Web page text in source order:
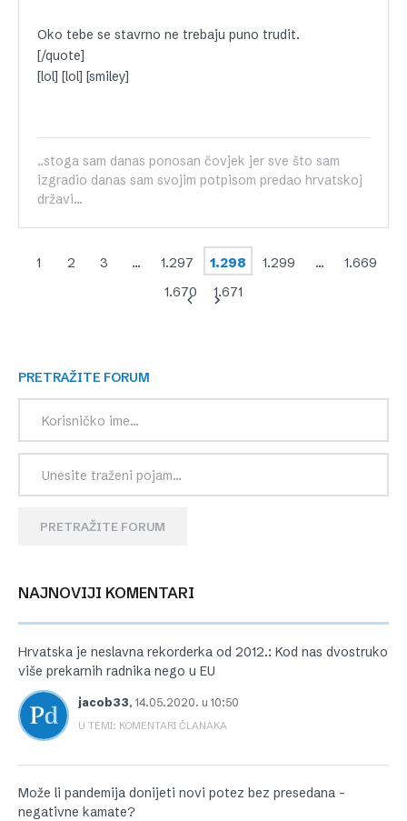
Oko tebe se stavrno ne trebaju puno trudit.
[/quote]
[lol] [lol] [smiley]
..stoga sam danas ponosan čovjek jer sve što sam
izgradio danas sam svojim potpisom predao hrvatskoj
državi...
1 2 3 … 1.297 1.298 1.299 …
1.669
1.670
1.671
PRETRAŽITE FORUM
PRETRAŽITE FORUM
NAJNOVIJI KOMENTARI
Hrvatska je neslavna rekorderka od 2012.: Kod nas dvostruko
više prekarnih radnika nego u EU
jacob33, 14.05.2020. u 10:50
U TEMI: KOMENTARI ČLANAKA
Može li pandemija donijeti novi potez bez presedana –
negativne kamate?